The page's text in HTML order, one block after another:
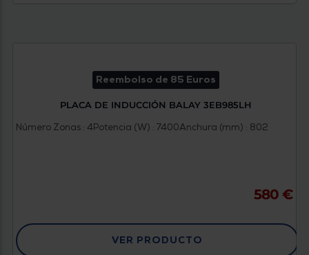
Reembolso de 85 Euros
PLACA DE INDUCCIÓN BALAY 3EB985LH
Número Zonas : 4Potencia (W) : 7400Anchura (mm) : 802
580 €
VER PRODUCTO